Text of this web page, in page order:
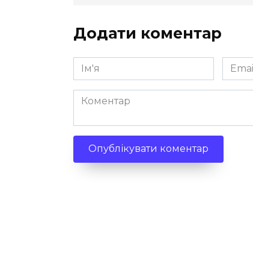
Додати коментар
Ім'я
*
Email
*
Коментар